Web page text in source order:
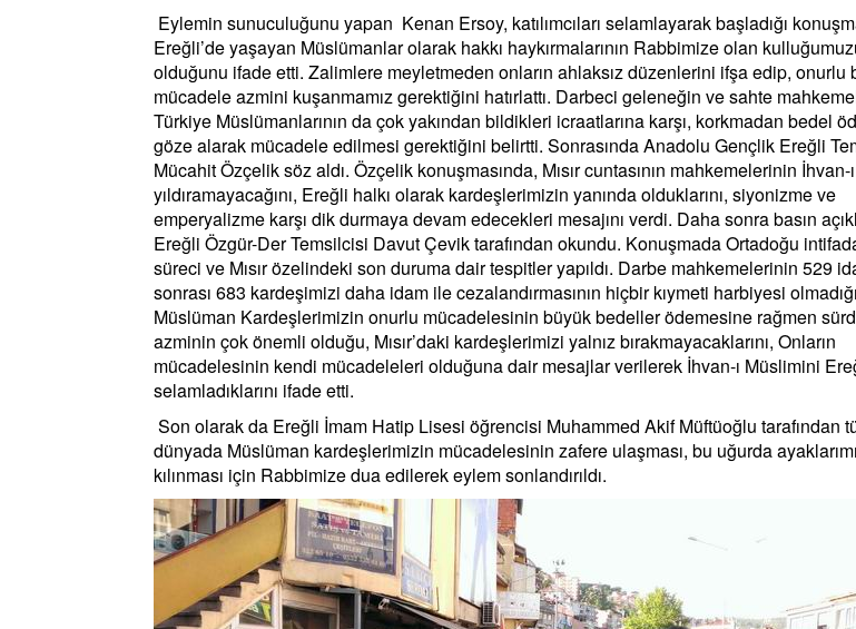
Eylemin sunuculuğunu yapan Kenan Ersoy, katılımcıları selamlayarak başladığı
Ereğli’de yaşayan Müslümanlar olarak hakkı haykırmalarının Rabbimize olan
olduğunu ifade etti. Zalimlere meyletmeden onların ahlaksız düzenlerini ifşa edip, onurlu
mücadele azmini kuşanmamız gerektiğini hatırlattı. Darbeci geleneğin ve sahte
Türkiye Müslümanlarının da çok yakından bildikleri icraatlarına karşı, korkmadan bedel
göze alarak mücadele edilmesi gerektiğini belirtti. Sonrasında Anadolu Gençlik Ereğli
Mücahit Özçelik söz aldı. Özçelik konuşmasında, Mısır cuntasının mahkemelerinin İhvan-
yıldıramayacağını, Ereğli halkı olarak kardeşlerimizin yanında olduklarını, siyonizme ve
emperyalizme karşı dik durmaya devam edecekleri mesajını verdi. Daha sonra basın
Ereğli Özgür-Der Temsilcisi Davut Çevik tarafından okundu. Konuşmada Ortadoğu
süreci ve Mısır özelindeki son duruma dair tespitler yapıldı. Darbe mahkemelerinin 529
sonrası 683 kardeşimizi daha idam ile cezalandırmasının hiçbir kıymeti harbiyesi
Müslüman Kardeşlerimizin onurlu mücadelesinin büyük bedeller ödemesine rağmen
azminin çok önemli olduğu, Mısır’daki kardeşlerimizi yalnız bırakmayacaklarını, Onların
mücadelesinin kendi mücadeleleri olduğuna dair mesajlar verilerek İhvan-ı Müslimini
selamladıklarını ifade etti.
Son olarak da Ereğli İmam Hatip Lisesi öğrencisi Muhammed Akif Müftüoğlu tarafından
dünyada Müslüman kardeşlerimizin mücadelesinin zafere ulaşması, bu uğurda
kılınması için Rabbimize dua edilerek eylem sonlandırıldı.